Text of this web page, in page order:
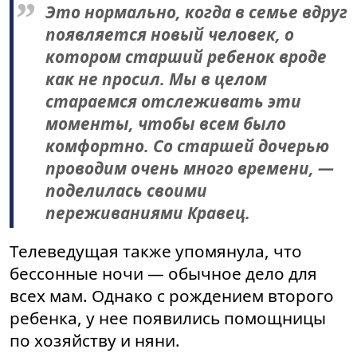
Это нормально, когда в семье вдруг
появляется новый человек, о
котором старший ребенок вроде
как не просил. Мы в целом
стараемся отслеживать эти
моменты, чтобы всем было
комфортно. Со старшей дочерью
проводим очень много времени, —
поделилась своими
переживаниями Кравец.
Телеведущая также упомянула, что
бессонные ночи — обычное дело для
всех мам. Однако с рождением второго
ребенка, у нее появились помощницы
по хозяйству и няни.